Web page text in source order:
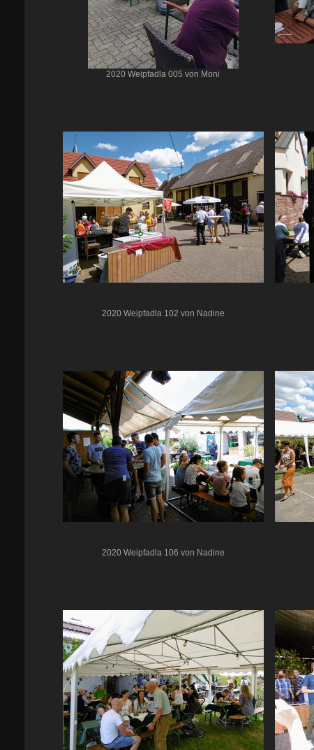
2020 Weipfadla 005 von Moni
2020 Weipfadla 102 von Nadine
2020 Weipfadla 106 von Nadine